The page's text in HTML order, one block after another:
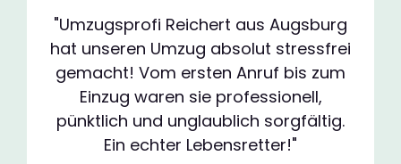
"Umzugsprofi Reichert aus Augsburg
hat unseren Umzug absolut stressfrei
gemacht! Vom ersten Anruf bis zum
Einzug waren sie professionell,
pünktlich und unglaublich sorgfältig.
Ein echter Lebensretter!"